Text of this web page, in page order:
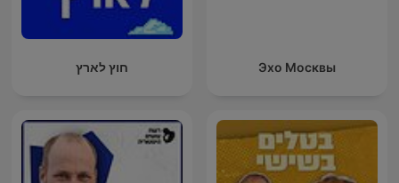
Эхо Москвы חוץ לארץ